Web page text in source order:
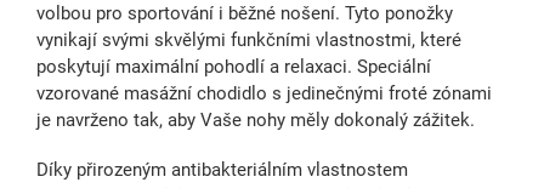
volbou pro sportování i běžné nošení. Tyto ponožky
vynikají svými skvělými funkčními vlastnostmi, které
poskytují maximální pohodlí a relaxaci. Speciální
vzorované masážní chodidlo s jedinečnými froté zónami
je navrženo tak, aby Vaše nohy měly dokonalý zážitek.
Díky přirozeným antibakteriálním vlastnostem